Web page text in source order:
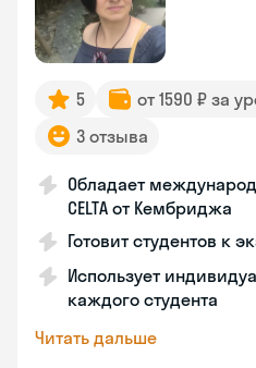
5 от 1590 ₽ за
3 отзыва
Обладает
CELTA от Кембриджа
Готовит студентов к
Использует
каждого студента
Читать дальше